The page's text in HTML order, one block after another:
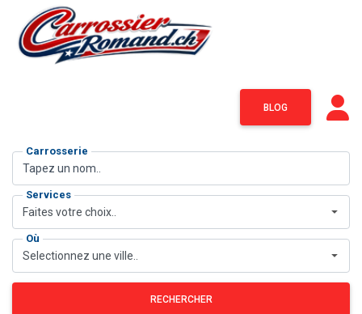
BLOG
Carrosserie
Services
Faites votre choix..
Où
Selectionnez une ville..
RECHERCHER